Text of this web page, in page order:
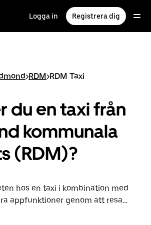
Logga in Registrera dig
>RDM>RDM Taxi
du en taxi från
kommunala
(RDM)?
hos en taxi i kombination med
appfunktioner genom att resa
från RDM flygplats istället. Du kan